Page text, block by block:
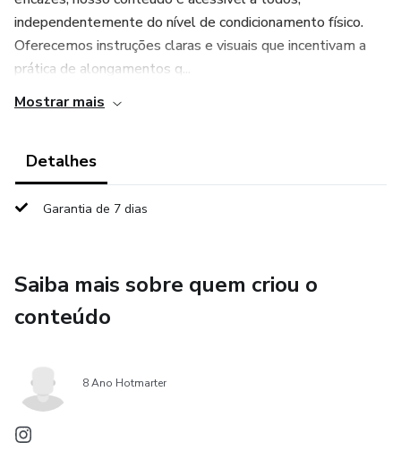
independentemente do nível de condicionamento físico.
Oferecemos instruções claras e visuais que incentivam a
prática de alongamentos q...
Mostrar mais
Detalhes
Garantia de 7 dias
Saiba mais sobre quem criou o
conteúdo
8 Ano Hotmarter